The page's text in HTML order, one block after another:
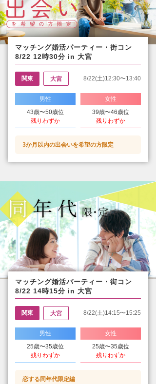
マッチング婚活パーティー・街コン
8/22 12時30分 in 大宮
関東 大宮 8/22(土)12:30〜13:40
男性
43歳〜50歳位
残りわずか
女性
39歳〜46歳位
残りわずか
3か月以内の出会いを希望の方限定
マッチング婚活パーティー・街コン
8/22 14時15分 in 大宮
関東 大宮 8/22(土)14:15〜15:25
男性
25歳〜35歳位
残りわずか
女性
25歳〜35歳位
残りわずか
恋する同年代限定編